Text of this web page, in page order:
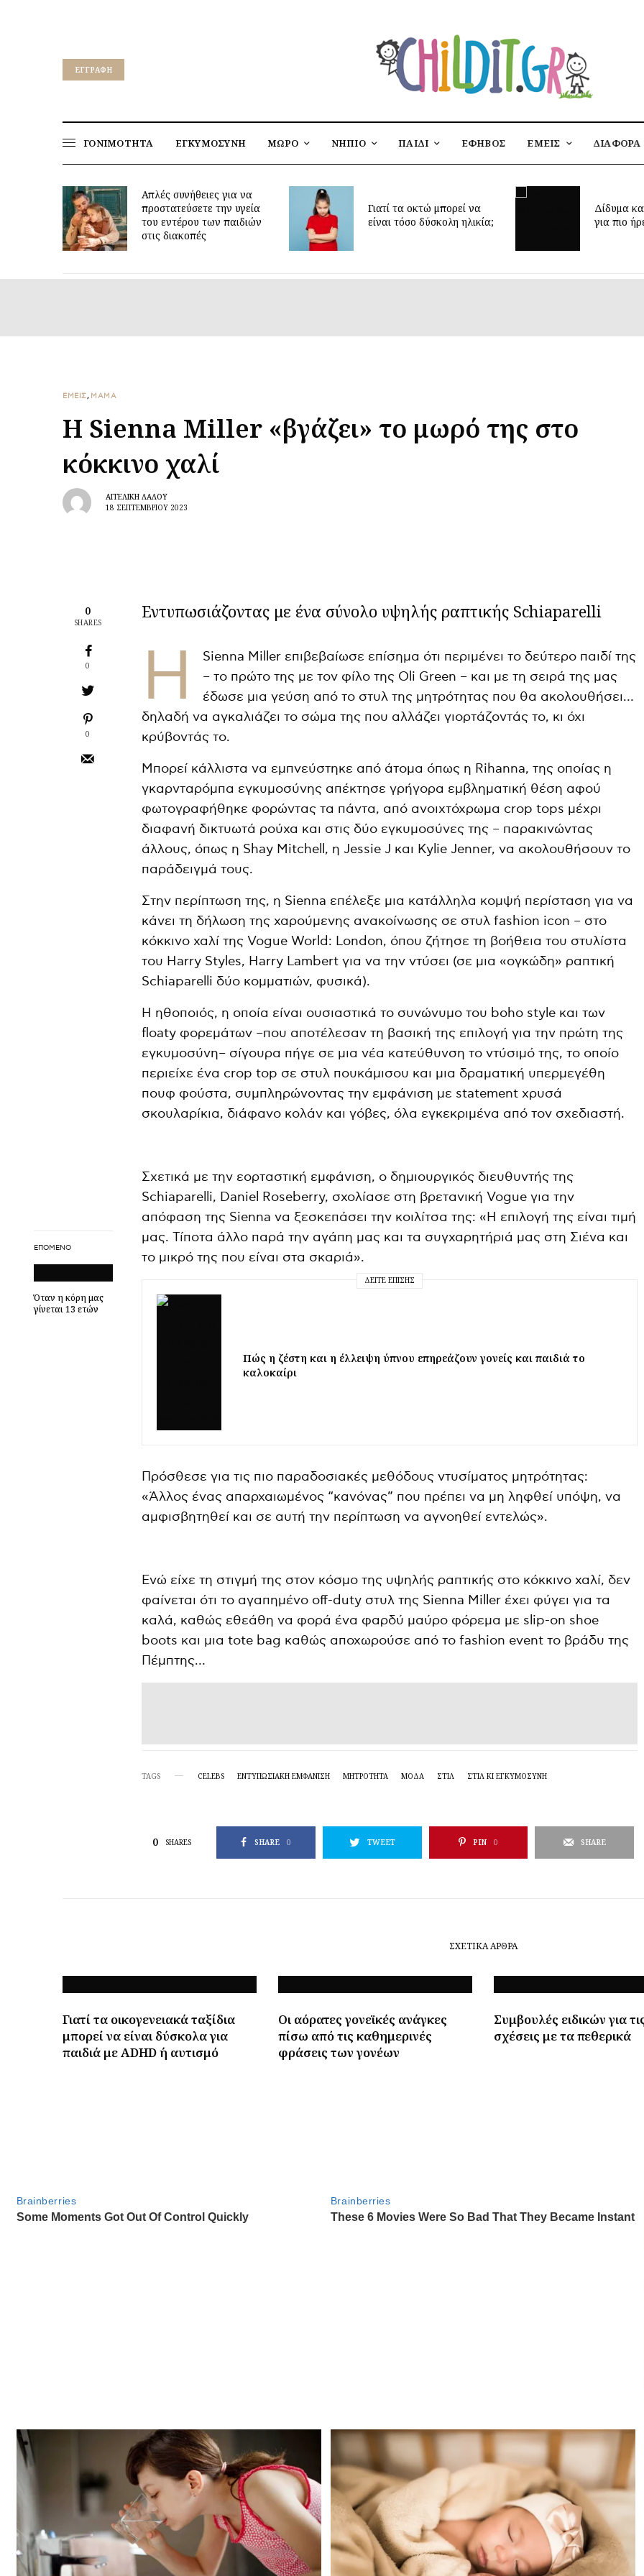
EΓΓΡΑΦΉ
ΓΟΝΙΜΟΤΗΤΑ ΕΓΚΥΜΟΣΥΝΗ ΜΩΡΟ ΝΗΠΙΟ ΠΑΙΔΙ ΕΦΗΒΟΣ ΕΜΕΙΣ ΔΙΑΦΟΡΑ
Γιατί τα οκτώ μπορεί να
είναι τόσο δύσκολη ηλικία;
Δίδυμα και ύπνος: μυστικά
για πιο ήρεμες νύχτες
Έφτασε η
παιδικό
ΕΜΕΙΣ, ΜΑΜΑ
Η Sienna Miller «βγάζει» το μωρό της στο
κόκκινο χαλί
ΑΓΓΕΛΙΚΉ ΛΆΛΟΥ
18 ΣΕΠΤΕΜΒΡΊΟΥ 2023
0
SHARES
0
0
ΕΠΌΜΕΝΟ
Όταν η κόρη μας
γίνεται 13 ετών
Εντυπωσιάζοντας με ένα σύνολο υψηλής ραπτικής Schiaparelli
Η
Sienna Miller επιβεβαίωσε επίσημα ότι περιμένει το δεύτερο παιδί της
– το πρώτο της με τον φίλο της Oli Green – και με τη σειρά της μας
έδωσε μια γεύση από το στυλ της μητρότητας που θα ακολουθήσει…
δηλαδή να αγκαλιάζει το σώμα της που αλλάζει γιορτάζοντάς το, κι όχι
κρύβοντάς το.
Μπορεί κάλλιστα να εμπνεύστηκε από άτομα όπως η Rihanna, της οποίας η
γκαρνταρόμπα εγκυμοσύνης απέκτησε γρήγορα εμβληματική θέση αφού
φωτογραφήθηκε φορώντας τα πάντα, από ανοιχτόχρωμα crop tops μέχρι
διαφανή δικτυωτά ρούχα και στις δύο εγκυμοσύνες της – παρακινώντας
άλλους, όπως η Shay Mitchell, η Jessie J και Kylie Jenner, να ακολουθήσουν το
παράδειγμά τους.
Στην περίπτωση της, η Sienna επέλεξε μια κατάλληλα κομψή περίσταση για να
κάνει τη δήλωση της χαρούμενης ανακοίνωσης σε στυλ fashion icon – στο
κόκκινο χαλί της Vogue World: London, όπου ζήτησε τη βοήθεια του στυλίστα
του Harry Styles, Harry Lambert για να την ντύσει (σε μια «ογκώδη» ραπτική
Schiaparelli δύο κομματιών, φυσικά).
Η ηθοποιός, η οποία είναι ουσιαστικά το συνώνυμο του boho style και των
floaty φορεμάτων –που αποτέλεσαν τη βασική της επιλογή για την πρώτη της
εγκυμοσύνη– σίγουρα πήγε σε μια νέα κατεύθυνση το ντύσιμό της, το οποίο
περιείχε ένα crop top σε στυλ πουκάμισου και μια δραματική υπερμεγέθη
πουφ φούστα, συμπληρώνοντας την εμφάνιση με statement χρυσά
σκουλαρίκια, διάφανο κολάν και γόβες, όλα εγκεκριμένα από τον σχεδιαστή.
Σχετικά με την εορταστική εμφάνιση, ο δημιουργικός διευθυντής της
Schiaparelli, Daniel Roseberry, σχολίασε στη βρετανική Vogue για την
απόφαση της Sienna να ξεσκεπάσει την κοιλίτσα της: «Η επιλογή της είναι τιμή
μας. Τίποτα άλλο παρά την αγάπη μας και τα συγχαρητήριά μας στη Σιένα και
το μικρό της που είναι στα σκαριά».
ΔΕΊΤΕ ΕΠΊΣΗΣ
Πώς η ζέστη και η έλλειψη ύπνου επηρεάζουν γονείς και παιδιά το
καλοκαίρι
Πρόσθεσε για τις πιο παραδοσιακές μεθόδους ντυσίματος μητρότητας:
«Άλλος ένας απαρχαιωμένος “κανόνας” που πρέπει να μη ληφθεί υπόψη, να
αμφισβητηθεί και σε αυτή την περίπτωση να αγνοηθεί εντελώς».
Ενώ είχε τη στιγμή της στον κόσμο της υψηλής ραπτικής στο κόκκινο χαλί, δεν
φαίνεται ότι το αγαπημένο off-duty στυλ της Sienna Miller έχει φύγει για τα
καλά, καθώς εθεάθη να φορά ένα φαρδύ μαύρο φόρεμα με slip-on shoe
boots και μια tote bag καθώς αποχωρούσε από το fashion event το βράδυ της
Πέμπτης…
TAGS CELEBS ΕΝΤΥΠΩΣΙΑΚΉ ΕΜΦΆΝΙΣΗ ΜΗΤΡΌΤΗΤΑ ΜΟΔΑ ΣΤΙΛ ΣΤΙΛ ΚΙ ΕΓΚΥΜΟΣΎΝΗ
0 SHARES SHARE 0 TWEET PIN 0 SHARE
ΣΧΕΤΙΚΆ ΆΡΘΡΑ
Γιατί τα οικογενειακά ταξίδια
μπορεί να είναι δύσκολα για
παιδιά με ADHD ή αυτισμό
Οι αόρατες γονεϊκές ανάγκες
πίσω από τις καθημερινές
φράσεις των γονέων
Συμβουλές ειδικών για
σχέσεις με τα πεθερικά